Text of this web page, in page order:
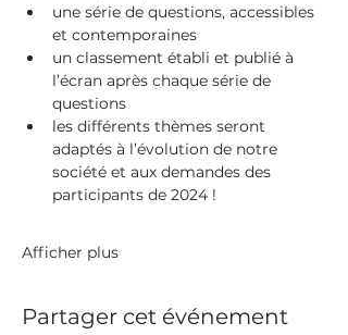
une série de questions, accessibles
et contemporaines
un classement établi et publié à
l’écran après chaque série de
questions
les différents thèmes seront
adaptés à l’évolution de notre
société et aux demandes des
participants de 2024 !
Afficher plus
Partager cet événement